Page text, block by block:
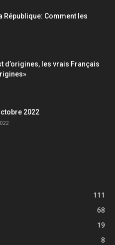
République: Comment les
d’origines, les vrais Français
2022
111
68
19
8